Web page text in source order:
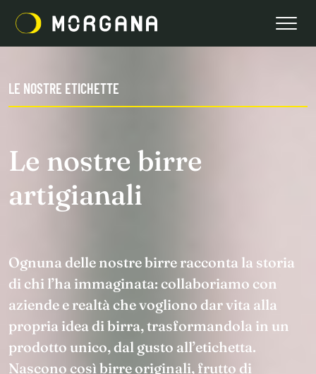
LE NOSTRE ETICHETTE
Le nostre birre
artigianali
Ognuna delle nostre birre racconta la storia
di chi l’ha immaginata: collaboriamo con
aziende e realtà che vogliono dar vita alla
propria idea di birra, trasformandola in un
prodotto unico, dal gusto all’etichetta.
Nascono così birre originali, frutto di